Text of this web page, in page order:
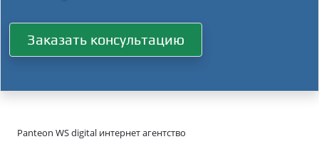
Заказать консультацию
Panteon WS digital интернет агентство